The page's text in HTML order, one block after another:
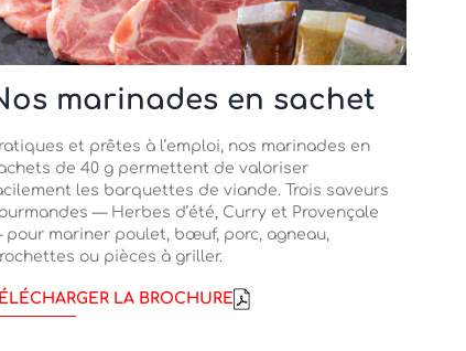
marinades en sachet
et prêtes à l’emploi, nos marinades en
de 40 g permettent de valoriser
les barquettes de viande. Trois saveurs
— Herbes d’été, Curry et Provençale
pour mariner poulet, bœuf, porc, agneau,
ou pièces à griller.
LA BROCHURE